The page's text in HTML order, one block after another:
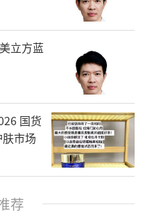
立方蓝
国货
市场
荐